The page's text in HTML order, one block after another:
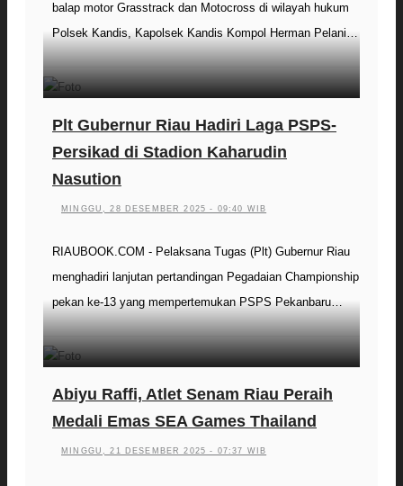
balap motor Grasstrack dan Motocross di wilayah hukum
Polsek Kandis, Kapolsek Kandis Kompol Herman Pelani…
Plt Gubernur Riau Hadiri Laga PSPS-
Persikad di Stadion Kaharudin
Nasution
MINGGU, 28 DESEMBER 2025 - 09:40 WIB
RIAUBOOK.COM - Pelaksana Tugas (Plt) Gubernur Riau
menghadiri lanjutan pertandingan Pegadaian Championship
pekan ke-13 yang mempertemukan PSPS Pekanbaru…
Abiyu Raffi, Atlet Senam Riau Peraih
Medali Emas SEA Games Thailand
MINGGU, 21 DESEMBER 2025 - 07:37 WIB